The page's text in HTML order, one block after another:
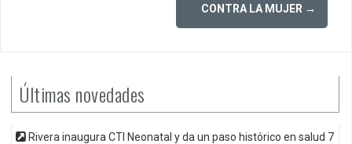
CONTRA LA MUJER →
Últimas novedades
Rivera inaugura CTI Neonatal y da un paso histórico en salud 7